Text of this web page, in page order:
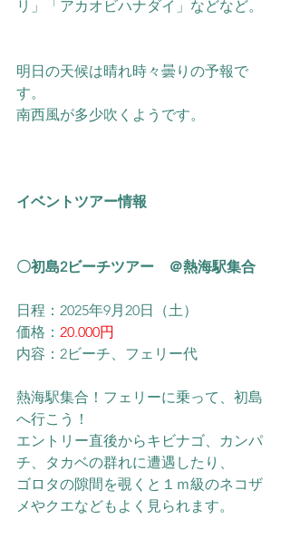
リ」「アカオビハナダイ」などなど。
明日の天候は晴れ時々曇りの予報で
す。
南西風が多少吹くようです。
イベントツアー情報
〇初島2ビーチツアー　＠熱海駅集合
日程：2025年9月20日（土）
価格： 20.000円
内容：2ビーチ、フェリー代
熱海駅集合！フェリーに乗って、初島
へ行こう！
​エントリー直後からキビナゴ、カンパ
チ、タカベの群れに遭遇したり、
ゴロタの隙間を覗くと１ｍ級のネコザ
メやクエなどもよく見られます。